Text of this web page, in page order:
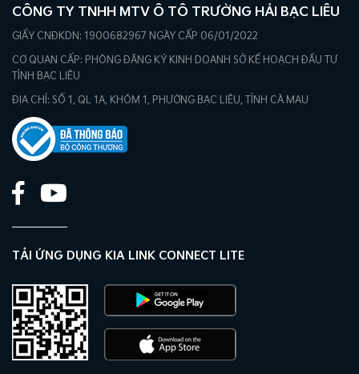
CÔNG TY TNHH MTV Ô TÔ TRƯỜNG HẢI BẠC LIÊU
GIẤY CNĐKDN: 1900682967 NGÀY CẤP 06/01/2022
CƠ QUAN CẤP: PHÒNG ĐĂNG KÝ KINH DOANH SỞ KẾ HOẠCH ĐẦU TƯ
TỈNH BẠC LIÊU
ĐỊA CHỈ: SỐ 1, QL 1A, KHÓM 1, PHƯỜNG BẠC LIÊU, TỈNH CÀ MAU
TẢI ỨNG DỤNG KIA LINK CONNECT LITE